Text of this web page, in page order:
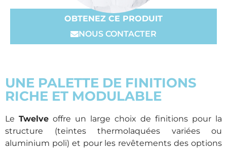
OBTENEZ CE PRODUIT
NOUS CONTACTER
UNE PALETTE DE FINITIONS
RICHE ET MODULABLE
Le Twelve offre un large choix de finitions pour la
structure (teintes thermolaquées variées ou
aluminium poli) et pour les revêtements des options